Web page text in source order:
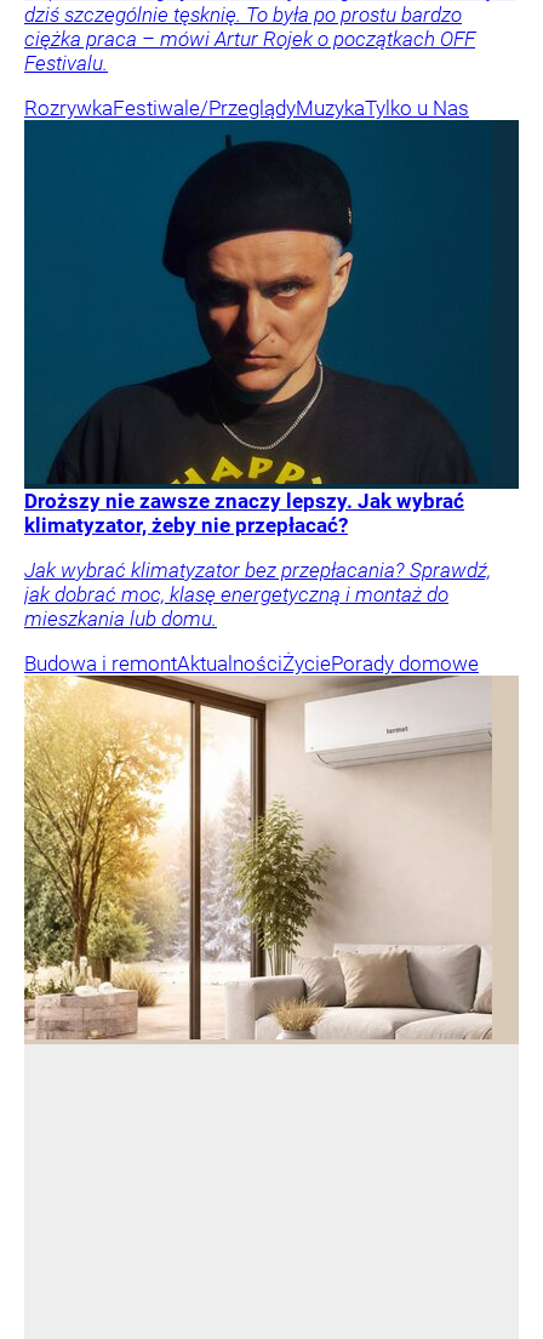
dziś szczególnie tęsknię. To była po prostu bardzo
ciężka praca – mówi Artur Rojek o początkach OFF
Festivalu.
RozrywkaFestiwale/PrzeglądyMuzykaTylko u Nas
Droższy nie zawsze znaczy lepszy. Jak wybrać
klimatyzator, żeby nie przepłacać?
Jak wybrać klimatyzator bez przepłacania? Sprawdź,
jak dobrać moc, klasę energetyczną i montaż do
mieszkania lub domu.
Budowa i remontAktualnościŻyciePorady domowe